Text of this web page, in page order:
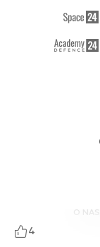
4
O NAS